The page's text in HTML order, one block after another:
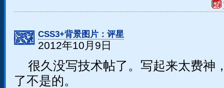
CSS3+背景图片：评星
2012年10月9日
很久没写技术帖了。写起来太费神
了不是的。